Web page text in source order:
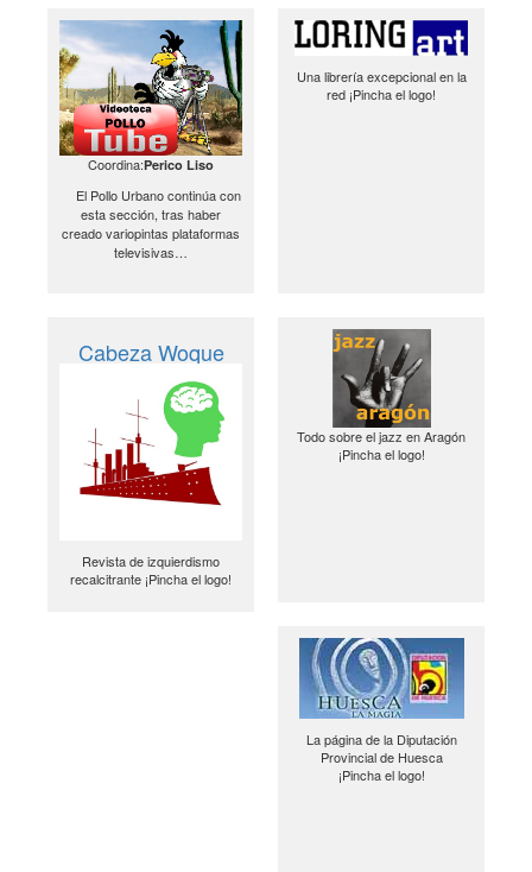
Coordina:Perico Liso
El Pollo Urbano continúa con
esta sección, tras haber
creado variopintas plataformas
televisivas…
Una librería excepcional en la
red ¡Pincha el logo!
Cabeza Woque
Revista de izquierdismo
recalcitrante ¡Pincha el logo!
Todo sobre el jazz en Aragón
¡Pincha el logo!
La página de la Diputación
Provincial de Huesca
¡Pincha el logo!